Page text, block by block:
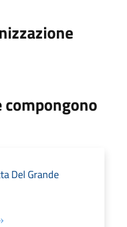
compongono
Del Grande